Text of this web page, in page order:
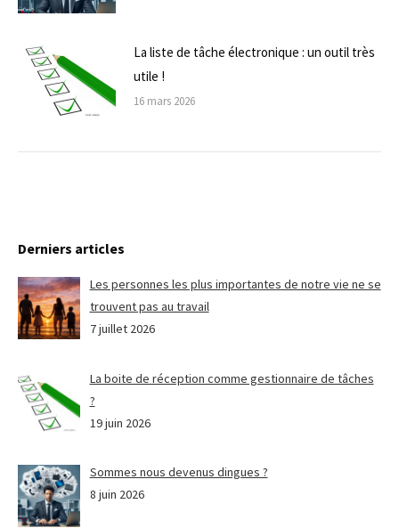
La liste de tâche électronique : un outil très
utile !
16 mars 2026
Derniers articles
Les personnes les plus importantes de notre vie ne se
trouvent pas au travail
7 juillet 2026
La boite de réception comme gestionnaire de tâches
?
19 juin 2026
Sommes nous devenus dingues ?
8 juin 2026